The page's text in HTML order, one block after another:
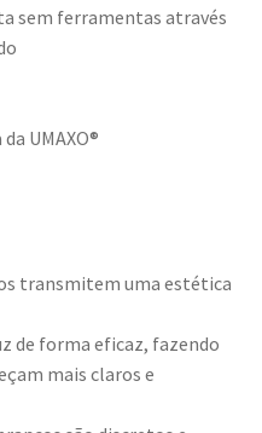
sem ferramentas através
UMAXO®
transmitem uma estética
de forma eficaz, fazendo
mais claros e